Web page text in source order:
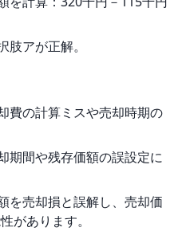
アが正解。
費の計算ミスや売却時期の
期間や残存価額の誤設定に
を売却損と誤解し、売却価
があります。